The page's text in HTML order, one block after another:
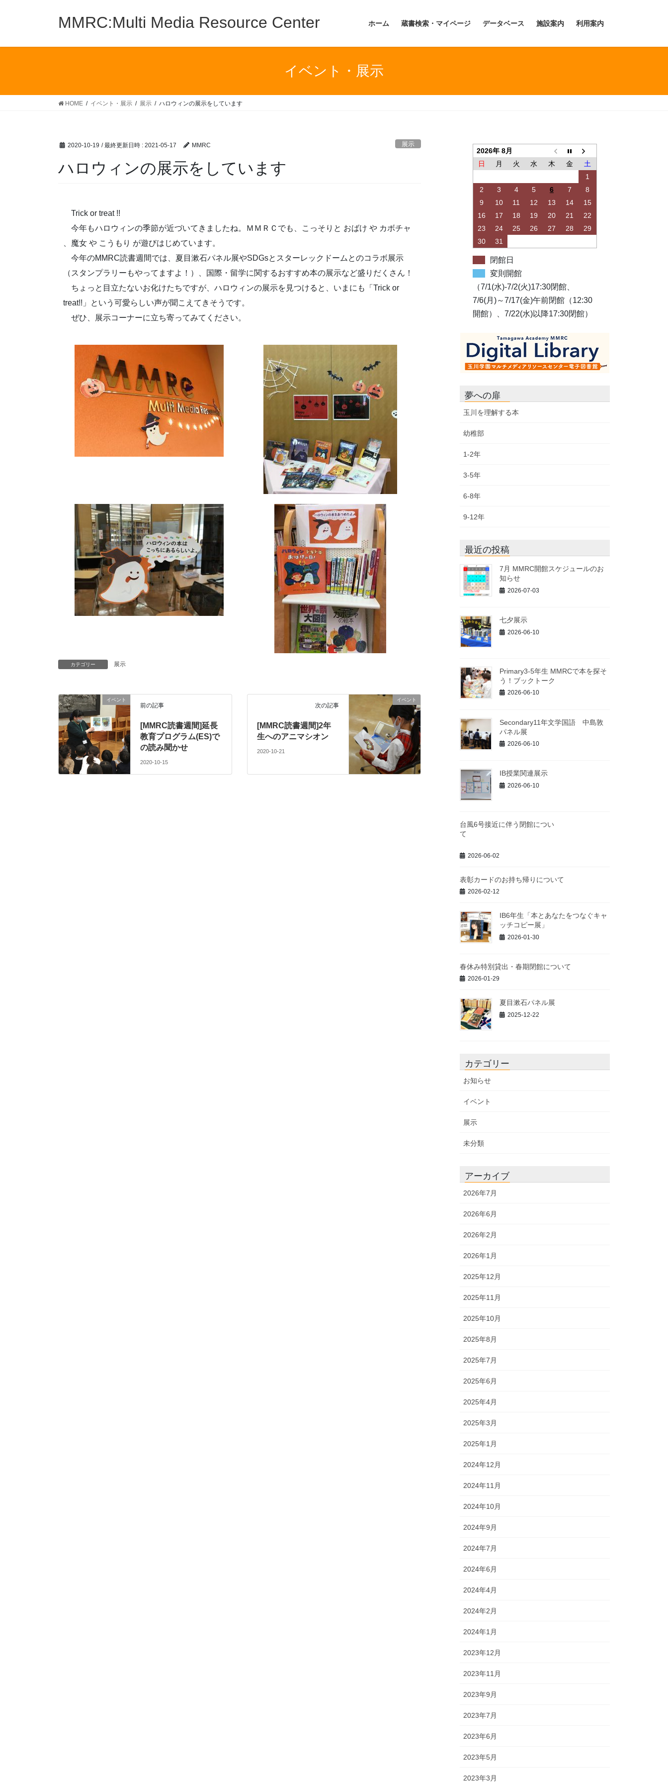
MMRC:Multi Media Resource Center ホーム 蔵書検索・マイページ データベース 施設案内 利用案内
イベント・展示
HOME イベント・展示 展示 ハロウィンの展示をしています
2020-10-19 / 最終更新日時 : 2021-05-17 MMRC 展示
ハロウィンの展示をしています
Trick or treat !!
今年もハロウィンの季節が近づいてきましたね。ＭＭＲＣでも、こっそりと おばけ や カボチャ
、魔女 や こうもり が遊びはじめています。
今年のMMRC読書週間では、夏目漱石パネル展やSDGsとスターレックドームとのコラボ展示
（スタンプラリーもやってますよ！）、国際・留学に関するおすすめ本の展示など盛りだくさん！
ちょっと目立たないお化けたちですが、ハロウィンの展示を見つけると、いまにも「Trick or
treat!!」という可愛らしい声が聞こえてきそうです。
ぜひ、展示コーナーに立ち寄ってみてください。
カテゴリー 展示
イベント
前の記事
[MMRC読書週間]延長
教育プログラム(ES)で
の読み聞かせ
2020-10-15
イベント
次の記事
[MMRC読書週間]2年
生へのアニマシオン
2020-10-21
2026年 8月
日
月 火 水 木 金
土
1
2
3 4 5 6 7
8
9
10 11 12 13 14
15
16
17 18 19 20 21
22
23
24 25 26 27 28
29
30
31
閉館日
変則開館
（7/1(水)-7/2(火)17:30閉館、
7/6(月)～7/17(金)午前閉館（12:30
開館）、7/22(水)以降17:30閉館）
夢への扉
玉川を理解する本
幼稚部
1-2年
3-5年
6-8年
9-12年
最近の投稿
7月 MMRC開館スケジュールのお
知らせ
2026-07-03
七夕展示
2026-06-10
Primary3-5年生 MMRCで本を探そ
う！ブックトーク
2026-06-10
Secondary11年文学国語 中島敦
パネル展
2026-06-10
IB授業関連展示
2026-06-10
台風6号接近に伴う閉館につい
て
2026-06-02
表彰カードのお持ち帰りについて
2026-02-12
IB6年生「本とあなたをつなぐキャ
ッチコピー展」
2026-01-30
春休み特別貸出・春期閉館について
2026-01-29
夏目漱石パネル展
2025-12-22
カテゴリー
お知らせ
イベント
展示
未分類
アーカイブ
2026年7月
2026年6月
2026年2月
2026年1月
2025年12月
2025年11月
2025年10月
2025年8月
2025年7月
2025年6月
2025年4月
2025年3月
2025年1月
2024年12月
2024年11月
2024年10月
2024年9月
2024年7月
2024年6月
2024年4月
2024年2月
2024年1月
2023年12月
2023年11月
2023年9月
2023年7月
2023年6月
2023年5月
2023年3月